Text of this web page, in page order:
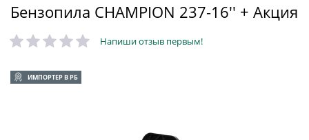
Бензопила CHAMPION 237-16'' + Акция
Напиши отзыв первым!
ИМПОРТЕР В РБ